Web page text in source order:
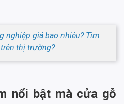
nghiệp giá bao nhiêu? Tìm
thị trường?
nổi bật mà cửa gỗ